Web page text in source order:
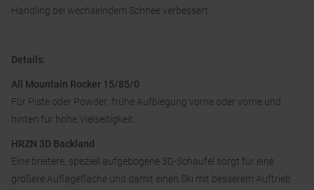
Handling bei wechselndem Schnee verbessert.
Details:
All Mountain Rocker 15/85/0
Für Piste oder Powder: frühe Aufbiegung vorne oder vorne und
hinten für hohe Vielseitigkeit.
HRZN 3D Backland
Eine breitere, speziell aufgebogene 3D-Schaufel sorgt für eine
größere Auflagefläche und damit einen Ski mit besserem Auftrieb